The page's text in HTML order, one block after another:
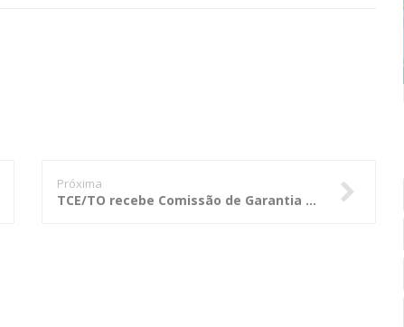
Próxima
TCE/TO recebe Comissão de Garantia de Qualidade da Atricon